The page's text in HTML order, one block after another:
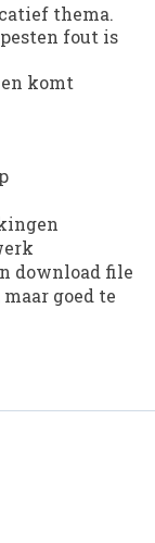
thema.
fout is
komt
download file
goed te